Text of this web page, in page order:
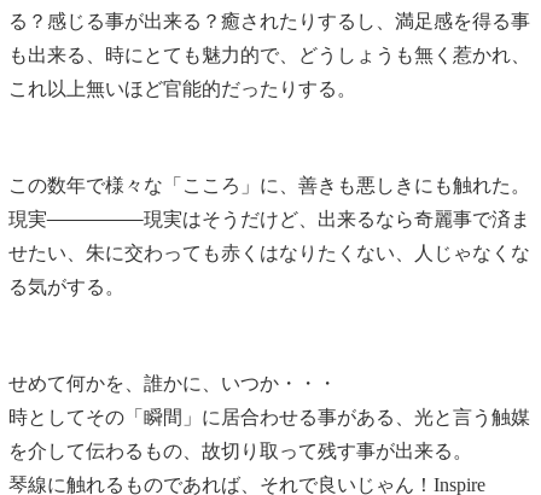
る？感じる事が出来る？癒されたりするし、満足感を得る事
も出来る、時にとても魅力的で、どうしょうも無く惹かれ、
これ以上無いほど官能的だったりする。
この数年で様々な「こころ」に、善きも悪しきにも触れた。
現実
現実はそうだけど、出来るなら奇麗事で済ま
せたい、朱に交わっても赤くはなりたくない、人じゃなくな
る気がする。
せめて何かを、誰かに、いつか・・・
時としてその「瞬間」に居合わせる事がある、光と言う触媒
を介して伝わるもの、故切り取って残す事が出来る。
琴線に触れるものであれば、それで良いじゃん！Inspire